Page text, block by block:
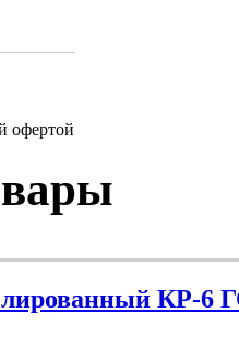
офертой
КР-6